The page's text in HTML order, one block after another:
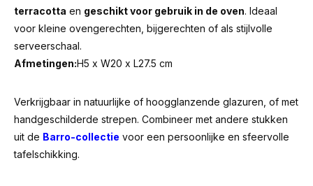
terracotta en geschikt voor gebruik in de oven. Ideaal
voor kleine ovengerechten, bijgerechten of als stijlvolle
serveerschaal.
Afmetingen:H5 x W20 x L27.5 cm
Verkrijgbaar in natuurlijke of hoogglanzende glazuren, of met
handgeschilderde strepen. Combineer met andere stukken
uit de Barro-collectie voor een persoonlijke en sfeervolle
tafelschikking.